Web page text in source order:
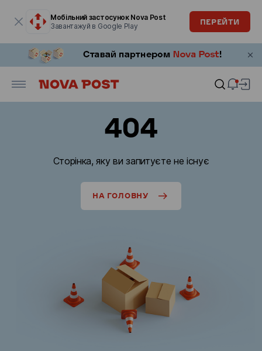
Мобільний застосунок Nova Post
Завантажуй в Google Play
ПЕРЕЙТИ
404
Сторінка, яку ви запитуєте не існує
НА ГОЛОВНУ